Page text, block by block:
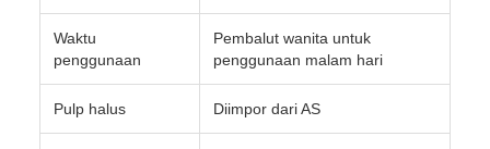
Waktu
penggunaan
Pembalut wanita untuk
penggunaan malam hari
Pulp halus Diimpor dari AS